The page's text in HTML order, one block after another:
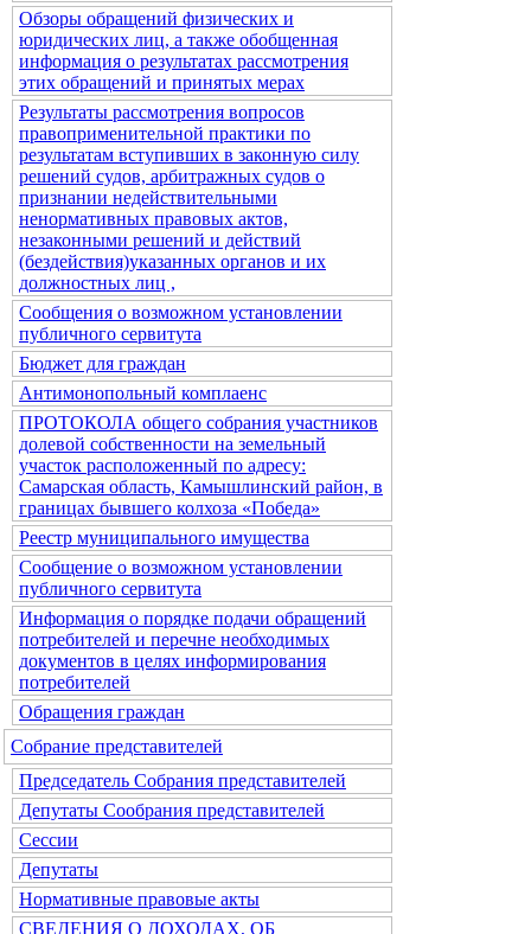
Обзоры обращений физических и
юридических лиц, а также обобщенная
информация о результатах рассмотрения
этих обращений и принятых мерах
Результаты рассмотрения вопросов
правоприменительной практики по
результатам вступивших в законную силу
решений судов, арбитражных судов о
признании недействительными
ненормативных правовых актов,
незаконными решений и действий
(бездействия)указанных органов и их
должностных лиц ,
Сообщения о возможном установлении
публичного сервитута
Бюджет для граждан
Антимонопольный комплаенс
ПРОТОКОЛА общего собрания участников
долевой собственности на земельный
участок расположенный по адресу:
Самарская область, Камышлинский район, в
границах бывшего колхоза «Победа»
Реестр муниципального имущества
Сообщение о возможном установлении
публичного сервитута
Информация о порядке подачи обращений
потребителей и перечне необходимых
документов в целях информирования
потребителей
Обращения граждан
Собрание представителей
Председатель Собрания представителей
Депутаты Сообрания представителей
Сессии
Депутаты
Нормативные правовые акты
СВЕДЕНИЯ О ДОХОДАХ, ОБ